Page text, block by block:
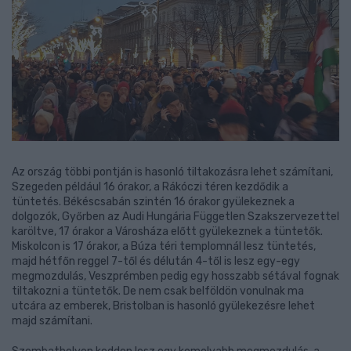
Az ország többi pontján is hasonló tiltakozásra lehet számítani,
Szegeden például 16 órakor, a Rákóczi téren kezdődik a
tüntetés. Békéscsabán szintén 16 órakor gyülekeznek a
dolgozók, Győrben az Audi Hungária Független Szakszervezettel
karöltve, 17 órakor a Városháza előtt gyülekeznek a tüntetők.
Miskolcon is 17 órakor, a Búza téri templomnál lesz tüntetés,
majd hétfőn reggel 7-től és délután 4-től is lesz egy-egy
megmozdulás, Veszprémben pedig egy hosszabb sétával fognak
tiltakozni a tüntetők. De nem csak belföldön vonulnak ma
utcára az emberek, Bristolban is hasonló gyülekezésre lehet
majd számítani.